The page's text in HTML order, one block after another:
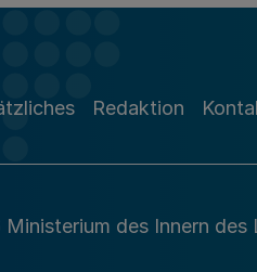
Redaktion
des Innern des